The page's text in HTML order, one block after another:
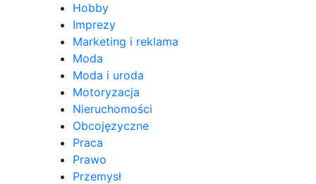
Hobby
Imprezy
Marketing i reklama
Moda
Moda i uroda
Motoryzacja
Nieruchomości
Obcojęzyczne
Praca
Prawo
Przemysł